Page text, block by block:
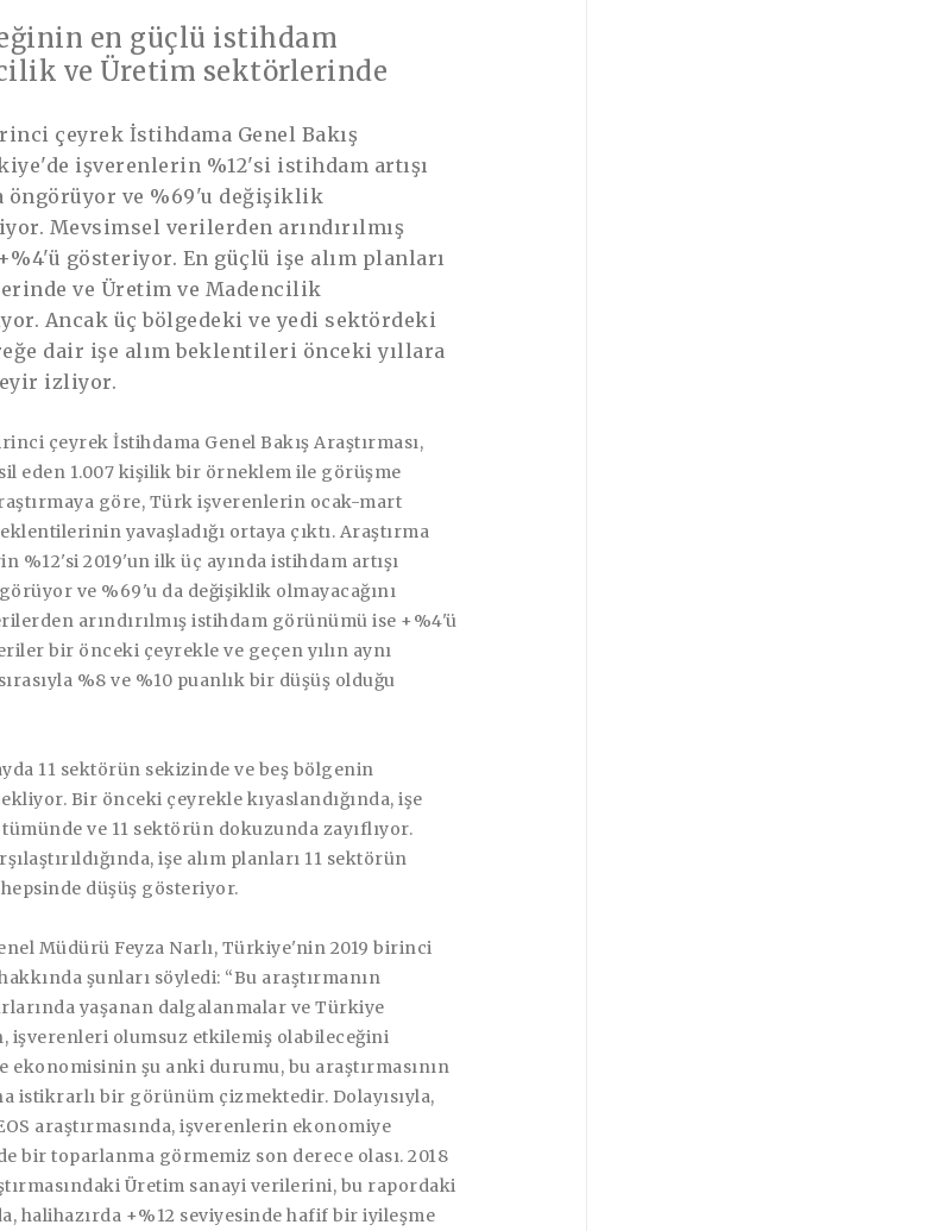
en güçlü istihdam
ve Üretim sektörlerinde
çeyrek İstihdama Genel Bakış
işverenlerin %12'si istihdam artışı
öngörüyor ve %69'u değişiklik
Mevsimsel verilerden arındırılmış
gösteriyor. En güçlü işe alım planları
ve Üretim ve Madencilik
Ancak üç bölgedeki ve yedi sektördeki
dair işe alım beklentileri önceki yıllara
izliyor.
çeyrek İstihdama Genel Bakış Araştırması,
eden 1.007 kişilik bir örneklem ile görüşme
göre, Türk işverenlerin ocak-mart
yavaşladığı ortaya çıktı. Araştırma
%12'si 2019'un ilk üç ayında istihdam artışı
ve %69'u da değişiklik olmayacağını
arındırılmış istihdam görünümü ise +%4'ü
bir önceki çeyrekle ve geçen yılın aynı
%8 ve %10 puanlık bir düşüş olduğu
11 sektörün sekizinde ve beş bölgenin
Bir önceki çeyrekle kıyaslandığında, işe
ve 11 sektörün dokuzunda zayıflıyor.
işe alım planları 11 sektörün
düşüş gösteriyor.
Müdürü Feyza Narlı, Türkiye'nin 2019 birinci
şunları söyledi: “Bu araştırmanın
yaşanan dalgalanmalar ve Türkiye
işverenleri olumsuz etkilemiş olabileceğini
ekonomisinin şu anki durumu, bu araştırmasının
istikrarlı bir görünüm çizmektedir. Dolayısıyla,
araştırmasında, işverenlerin ekonomiye
bir toparlanma görmemiz son derece olası. 2018
Üretim sanayi verilerini, bu rapordaki
halihazırda +%12 seviyesinde hafif bir iyileşme